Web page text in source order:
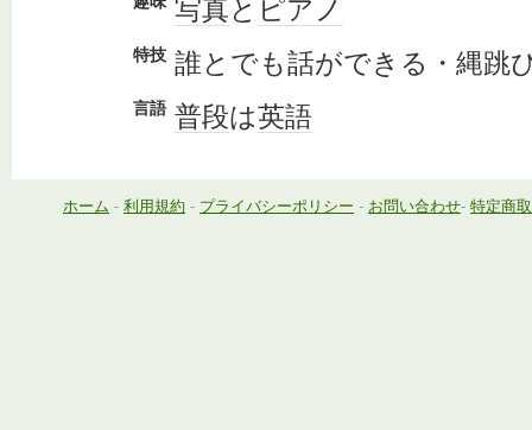
写真と ピアノ
特技 誰とでも話ができる・縄跳
言語 普段は英語
ホーム - 利用規約 - プライバシーポリシー - お問い合わせ- 特定商